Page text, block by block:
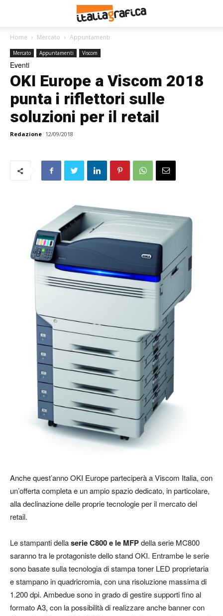
Home Mercato Appuntamenti
Mercato Appuntamenti Viscom
Eventi
OKI Europe a Viscom 2018
punta i riflettori sulle
soluzioni per il retail
Redazione 12/09/2018
Anche quest’anno OKI Europe parteciperà a Viscom Italia, con
un’offerta completa e un ampio spazio dedicato, in particolare,
alla declinazione delle proprie tecnologie per il mercato del
retail.
Le stampanti dellaserie C800 e le MFPdella serie MC800
saranno tra le protagoniste dello stand OKI. Entrambe le serie
sono basate sulla tecnologia di stampa toner LED proprietaria
e stampano in quadricromia, con una risoluzione massima di
1.200 dpi. Ambedue sono in grado di gestire supporti fino al
formato A3, con la possibilità di realizzare anche banner con